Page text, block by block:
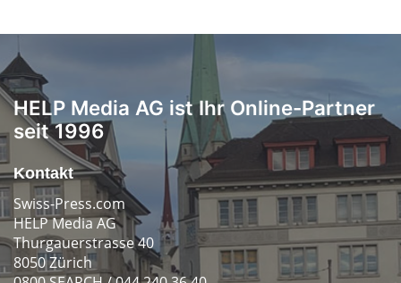
HELP Media AG ist Ihr Online-Partner
seit 1996
Kontakt
Swiss-Press.com
HELP Media AG
Thurgauerstrasse 40
8050 Zürich